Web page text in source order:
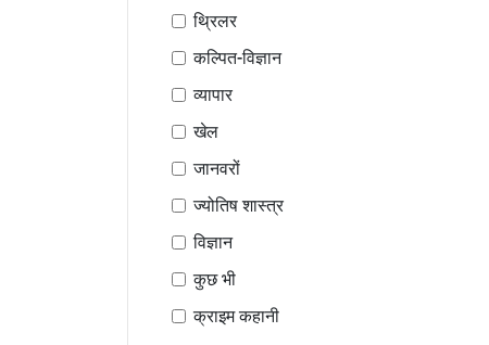
थ्रिलर
कल्पित-विज्ञान
व्यापार
खेल
जानवरों
ज्योतिष शास्त्र
विज्ञान
कुछ भी
क्राइम कहानी